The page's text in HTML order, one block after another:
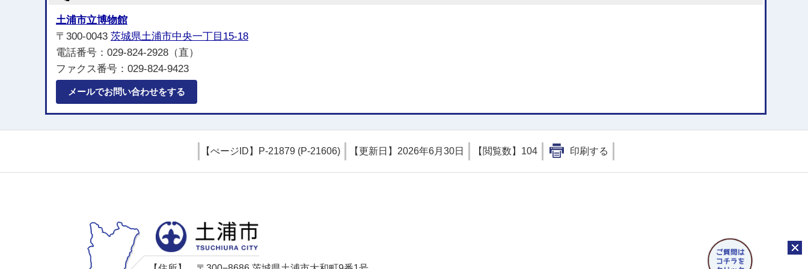
土浦市立博物館
〒300-0043 茨城県土浦市中央一丁目15-18
電話番号：029-824-2928（直）
ファクス番号：029-824-9423
メールでお問い合わせをする
【ぺージID】 P-21879 (P-21606) 【更新日】 2026年6月30日 【閲覧数】 104 印刷する
チャ